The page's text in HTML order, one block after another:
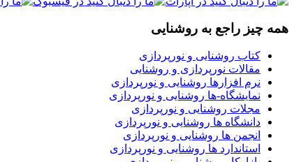
همه چیز راجع به روشنایی
کتاب روشنایی و نورپردازی
مقالات نورپردازی و روشنایی
نرم افزارها روشنایی و نورپردازی
نمایشگاه-ها روشنایی و نورپردازی
مجلات روشنایی و نورپردازی
دانشگاه ها روشنایی و نورپردازی
انجمن ها روشنایی و نورپردازی
استاندارد ها روشنایی و نورپردازی